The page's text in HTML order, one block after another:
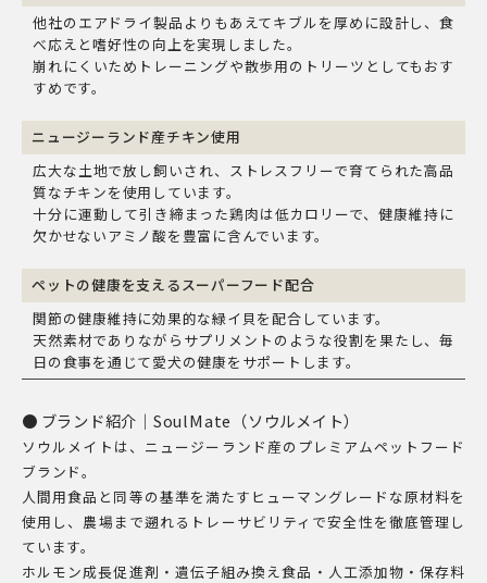
他社のエアドライ製品よりもあえてキブルを厚めに設計し、食
べ応えと嗜好性の向上を実現しました。
崩れにくいためトレーニングや散歩用のトリーツとしてもおす
すめです。
ニュージーランド産チキン使用
広大な土地で放し飼いされ、ストレスフリーで育てられた高品
質なチキンを使用しています。
十分に運動して引き締まった鶏肉は低カロリーで、健康維持に
欠かせないアミノ酸を豊富に含んでいます。
ペットの健康を支えるスーパーフード配合
関節の健康維持に効果的な緑イ貝を配合しています。
天然素材でありながらサプリメントのような役割を果たし、毎
日の食事を通じて愛犬の健康をサポートします。
ブランド紹介｜SoulMate（ソウルメイト）
ソウルメイトは、ニュージーランド産のプレミアムペットフード
ブランド。
人間用食品と同等の基準を満たすヒューマングレードな原材料を
使用し、農場まで遡れるトレーサビリティで安全性を徹底管理し
ています。
ホルモン成長促進剤・遺伝子組み換え食品・人工添加物・保存料